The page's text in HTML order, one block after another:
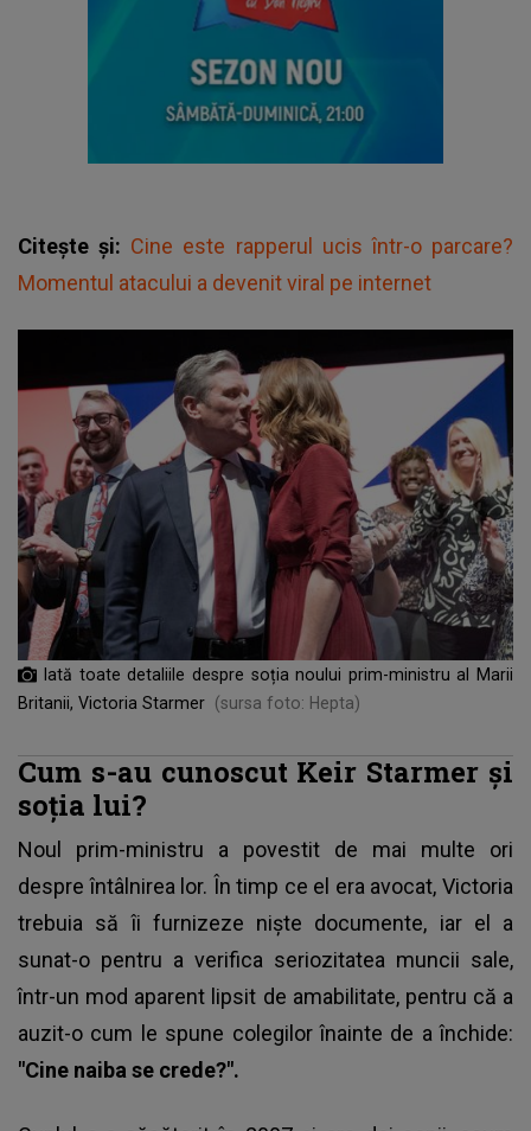
Citește și: Cine este rapperul ucis într-o parcare?
Momentul atacului a devenit viral pe internet
Iată toate detaliile despre soția noului prim-ministru al Marii
Britanii, Victoria Starmer (sursa foto: Hepta)
Cum s-au cunoscut Keir Starmer și
soția lui?
Noul prim-ministru a povestit de mai multe ori
despre întâlnirea lor. În timp ce el era avocat, Victoria
trebuia să îi furnizeze nişte documente, iar el a
sunat-o pentru a verifica seriozitatea muncii sale,
într-un mod aparent lipsit de amabilitate, pentru că a
auzit-o cum le spune colegilor înainte de a închide:
"Cine naiba se crede?".